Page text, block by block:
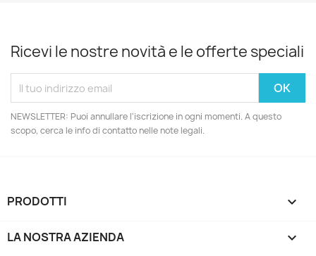
Ricevi le nostre novità e le offerte speciali
NEWSLETTER: Puoi annullare l'iscrizione in ogni momenti. A questo
scopo, cerca le info di contatto nelle note legali.
PRODOTTI 
LA NOSTRA AZIENDA 